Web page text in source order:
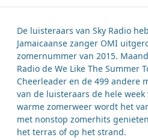
De luisteraars van Sky Radio
Jamaicaanse zanger OMI
zomernummer van 2015.
Radio de We Like The Summer
Cheerleader en de 499 andere
van de luisteraars de hele
warme zomerweer wordt het
met nonstop zomerhits
het terras of op het strand.